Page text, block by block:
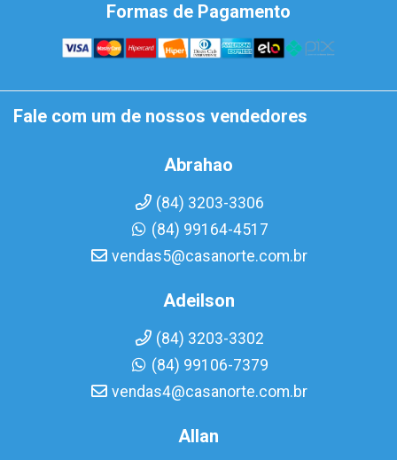
Formas de Pagamento
Fale com um de nossos vendedores
Abrahao
(84) 3203-3306
(84) 99164-4517
vendas5@casanorte.com.br
Adeilson
(84) 3203-3302
(84) 99106-7379
vendas4@casanorte.com.br
Allan